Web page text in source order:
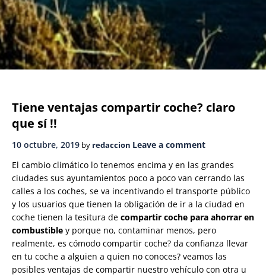
Tiene ventajas compartir coche? claro
que sí !!
10 octubre, 2019 by redaccion Leave a comment
El cambio climático lo tenemos encima y en las grandes
ciudades sus ayuntamientos poco a poco van cerrando las
calles a los coches, se va incentivando el transporte público
y los usuarios que tienen la obligación de ir a la ciudad en
coche tienen la tesitura de compartir coche para ahorrar en
combustible y porque no, contaminar menos, pero
realmente, es cómodo compartir coche? da confianza llevar
en tu coche a alguien a quien no conoces? veamos las
posibles ventajas de compartir nuestro vehículo con otra u